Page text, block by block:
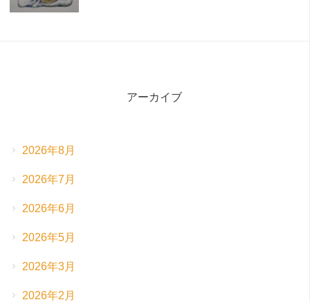
アーカイブ
2026年8月
2026年7月
2026年6月
2026年5月
2026年3月
2026年2月